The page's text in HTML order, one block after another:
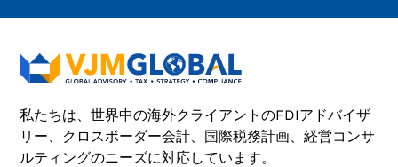
私たちは、世界中の海外クライアントのFDIアドバイザ
リー、クロスボーダー会計、国際税務計画、経営コンサ
ルティングのニーズに対応しています。